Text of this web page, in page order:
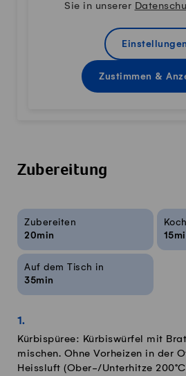
Sie in unserer
Einstellungen
Zustimmen &
Zubereitung
Rezeptinfos
Zubereiten
20min
Auf dem Tisch in
35min
Kürbispüree: Kürbiswürfel mit
mischen. Ohne Vorheizen in der
Heissluft (Ober-/Unterhitze